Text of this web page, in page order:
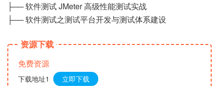
├── 软件测试 JMeter 高级性能测试实战
├── 软件测试之测试平台开发与测试体系建设
资源下载
免费资源
下载地址1 立即下载